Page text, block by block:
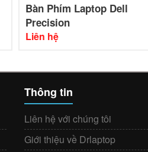
Bàn Phím Laptop Dell
Precision
Liên hệ
Thông tin
Liên hệ với chúng tôi
Giới thiệu về Drlaptop